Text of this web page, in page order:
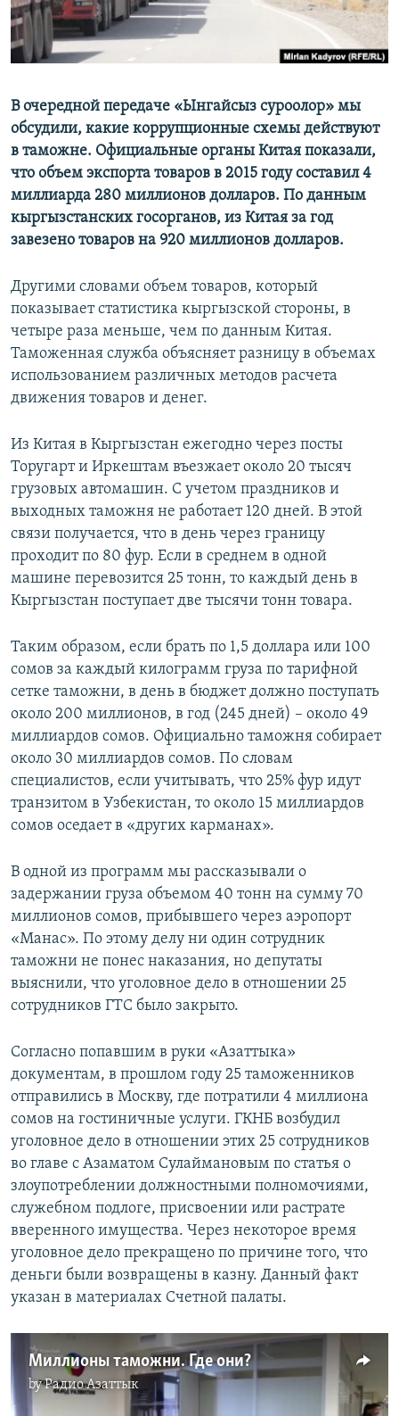
В очередной передаче «Ынгайсыз суроолор» мы
обсудили, какие коррупционные схемы действуют
в таможне. Официальные органы Китая показали,
что объем экспорта товаров в 2015 году составил 4
миллиарда 280 миллионов долларов. По данным
кыргызстанских госорганов, из Китая за год
завезено товаров на 920 миллионов долларов.
Другими словами объем товаров, который
показывает статистика кыргызской стороны, в
четыре раза меньше, чем по данным Китая.
Таможенная служба объясняет разницу в объемах
использованием различных методов расчета
движения товаров и денег.
Из Китая в Кыргызстан ежегодно через посты
Торугарт и Иркештам въезжает около 20 тысяч
грузовых автомашин. С учетом праздников и
выходных таможня не работает 120 дней. В этой
связи получается, что в день через границу
проходит по 80 фур. Если в среднем в одной
машине перевозится 25 тонн, то каждый день в
Кыргызстан поступает две тысячи тонн товара.
Таким образом, если брать по 1,5 доллара или 100
сомов за каждый килограмм груза по тарифной
сетке таможни, в день в бюджет должно поступать
около 200 миллионов, в год (245 дней) – около 49
миллиардов сомов. Официально таможня собирает
около 30 миллиардов сомов. По словам
специалистов, если учитывать, что 25% фур идут
транзитом в Узбекистан, то около 15 миллиардов
сомов оседает в «других карманах».
В одной из программ мы рассказывали о
задержании груза объемом 40 тонн на сумму 70
миллионов сомов, прибывшего через аэропорт
«Манас». По этому делу ни один сотрудник
таможни не понес наказания, но депутаты
выяснили, что уголовное дело в отношении 25
сотрудников ГТС было закрыто.
Согласно попавшим в руки «Азаттыка»
документам, в прошлом году 25 таможенников
отправились в Москву, где потратили 4 миллиона
сомов на гостиничные услуги. ГКНБ возбудил
уголовное дело в отношении этих 25 сотрудников
во главе с Азаматом Сулаймановым по статья о
злоупотреблении должностными полномочиями,
служебном подлоге, присвоении или растрате
вверенного имущества. Через некоторое время
уголовное дело прекращено по причине того, что
деньги были возвращены в казну. Данный факт
указан в материалах Счетной палаты.
Миллионы таможни. Где они?
byРадио Азаттык